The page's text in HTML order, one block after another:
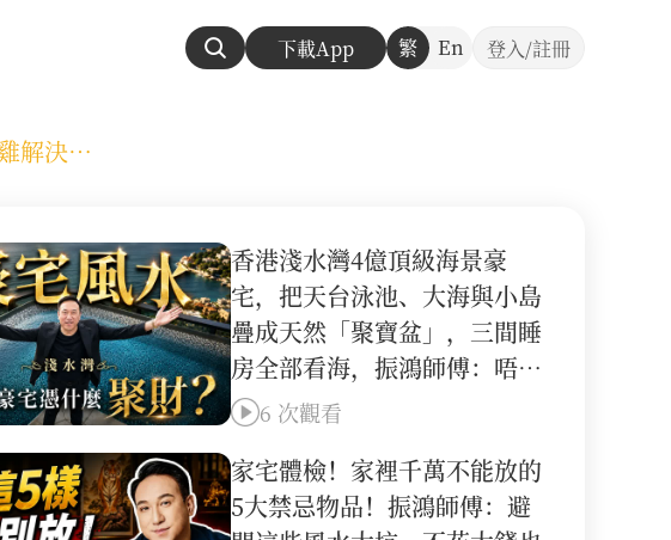
下載App 繁 En 登入/註冊
生孩子要挑吉時嗎？八字看生育，這種女性小孩多，家中擺雞解決不孕？兒女性格、未來發...
香港淺水灣4億頂級海景豪
宅，把天台泳池、大海與小島
疊成天然「聚寶盆」，三間睡
房全部看海，振鴻師傅：唔繫
有錢就得，仲要有運！
6 次觀看
家宅體檢！家裡千萬不能放的
5大禁忌物品！振鴻師傅：避